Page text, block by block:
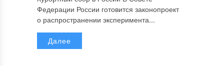
Федерации России готовится законопроект
о распространении эксперимента...
Далее